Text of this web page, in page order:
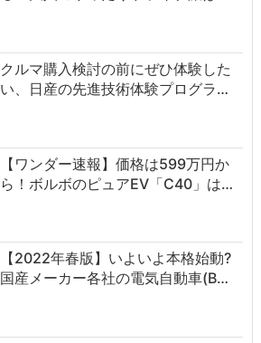
クルマ購入検討の前にぜひ体験した
い、日産の先進技術体験プログラ…
【ワンダー速報】価格は599万円か
ら！ボルボのピュアEV「C40」は…
【2022年春版】いよいよ本格始動?
国産メーカー各社の電気自動車(B…